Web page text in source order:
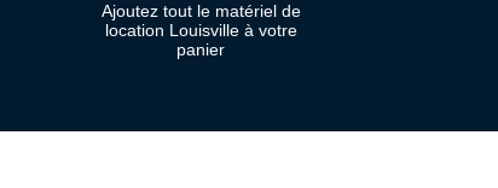
Ajoutez tout le matériel de
location Louisville à votre
panier